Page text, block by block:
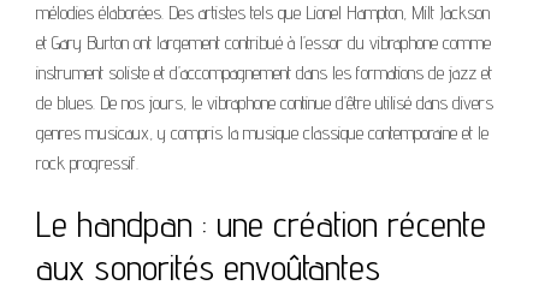
mélodies élaborées. Des artistes tels que Lionel Hampton, Milt Jackson
et Gary Burton ont largement contribué à l’essor du vibraphone comme
instrument soliste et d’accompagnement dans les formations de jazz et
de blues. De nos jours, le vibraphone continue d’être utilisé dans divers
genres musicaux, y compris la musique classique contemporaine et le
rock progressif.
Le handpan : une création récente
aux sonorités envoûtantes